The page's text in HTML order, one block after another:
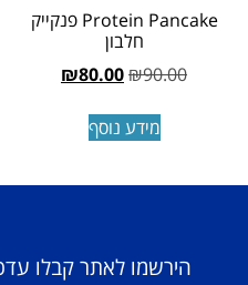
Protein Pancake פנקייק
חלבון
₪90.00
₪80.00
מידע נוסף
הירשמו לאתר קבלו